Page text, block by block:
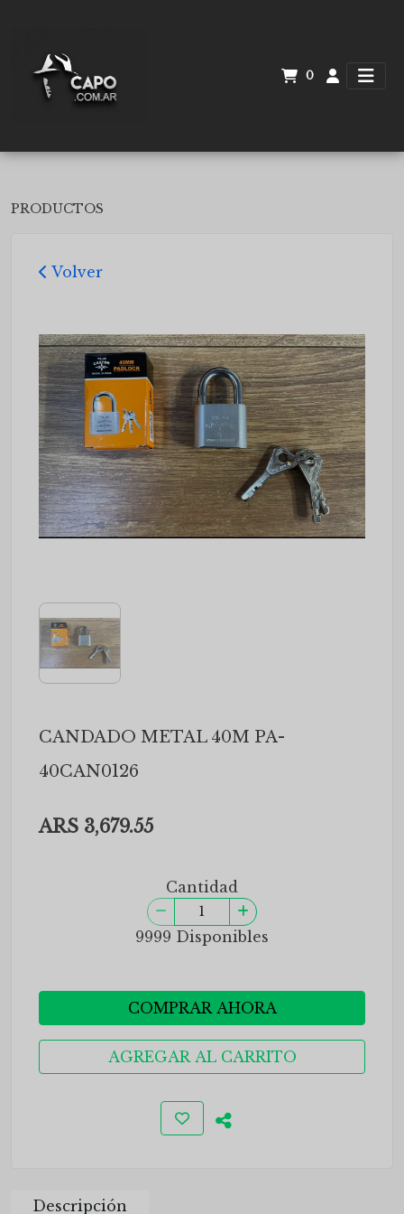
0
PRODUCTOS
Volver
CANDADO METAL 40M PA-
40CAN0126
ARS 3,679.55
Cantidad
9999 Disponibles
COMPRAR AHORA
AGREGAR AL CARRITO
Descripción